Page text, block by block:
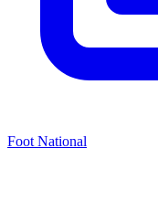
Foot National